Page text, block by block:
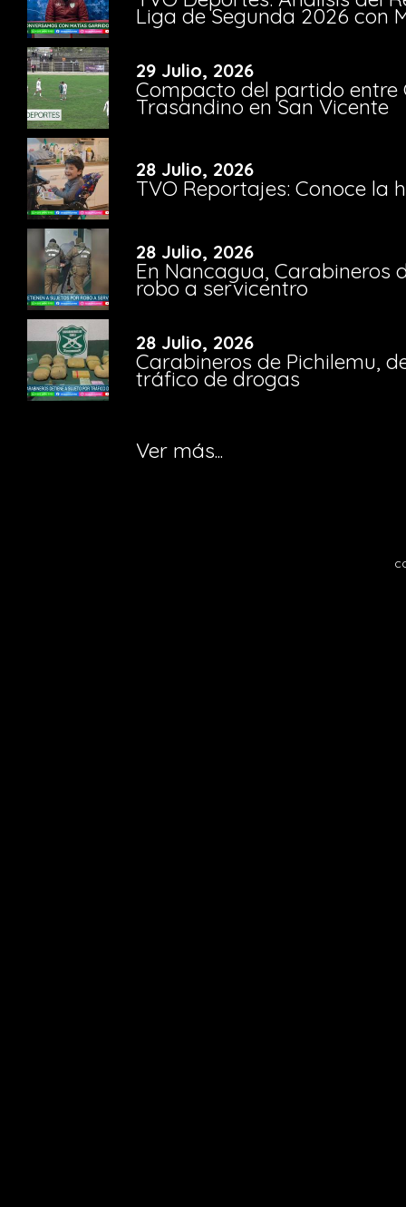
Liga de Segunda 2026 con
29 Julio, 2026
Compacto del partido entre
Trasandino en San Vicente
28 Julio, 2026
TVO Reportajes: Conoce la
28 Julio, 2026
En Nancagua, Carabineros
robo a servicentro
28 Julio, 2026
Carabineros de Pichilemu,
tráfico de drogas
Ver más...